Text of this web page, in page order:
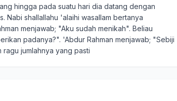
hingga pada suatu hari dia datang dengan
Nabi shallallahu 'alaihi wasallam bertanya
menjawab; "Aku sudah menikah". Beliau
padanya?". 'Abdur Rahman menjawab; "Sebiji
ragu jumlahnya yang pasti